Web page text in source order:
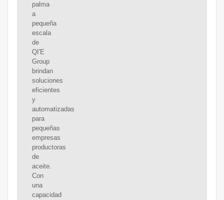
palma
a
pequeña
escala
de
QI'E
Group
brindan
soluciones
eficientes
y
automatizadas
para
pequeñas
empresas
productoras
de
aceite.
Con
una
capacidad